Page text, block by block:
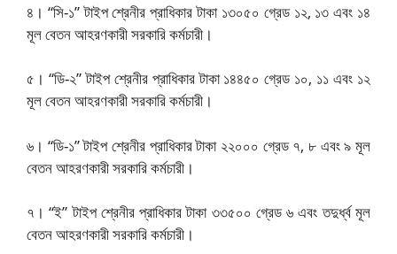
৪। “সি-১” টাইপ শ্রেনীর প্রাধিকার টাকা ১৩০৫০ গ্রেড ১২, ১৩ এবং ১৪
মূল বেতন আহরণকারী সরকারি কর্মচারী।
৫। “ডি-২” টাইপ শ্রেনীর প্রাধিকার টাকা ১৪৪৫০ গ্রেড ১০, ১১ এবং ১২
মূল বেতন আহরণকারী সরকারি কর্মচারী।
৬। “ডি-১” টাইপ শ্রেনীর প্রাধিকার টাকা ২২০০০ গ্রেড ৭, ৮ এবং ৯ মূল
বেতন আহরণকারী সরকারি কর্মচারী।
৭। “ই” টাইপ শ্রেনীর প্রাধিকার টাকা ৩৩৫০০ গ্রেড ৬ এবং তদুর্ধ্ব মূল
বেতন আহরণকারী সরকারি কর্মচারী।